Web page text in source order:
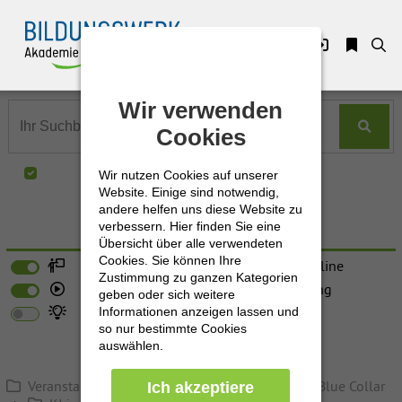
Zuklappen
Loading
Loading
Nur in "KI in der Produktion"
Erweiterte Suche
Präsenz
Live-Online
E-Learning
Förderung
Neu
Veranstaltungen - Seminare - Workshops
Blue Collar
Wir verwenden
Cookies
Wir nutzen Cookies auf unserer
Website. Einige sind notwendig,
andere helfen uns diese Website zu
verbessern. Hier finden Sie eine
Übersicht über alle verwendeten
Cookies. Sie können Ihre
Zustimmung zu ganzen Kategorien
geben oder sich weitere
Informationen anzeigen lassen und
so nur bestimmte Cookies
auswählen.
Ich akzeptiere
Wir verwenden
Cookies
Wir nutzen Cookies auf unserer
Website. Einige sind notwendig,
andere helfen uns diese Website zu
verbessern. Hier finden Sie eine
Übersicht über alle verwendeten
Cookies. Sie können Ihre
Zustimmung zu ganzen Kategorien
geben oder sich weitere
Informationen anzeigen lassen und
so nur bestimmte Cookies
auswählen.
Ich akzeptiere